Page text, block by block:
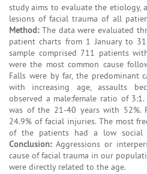
study aims to evaluate the etiology,
lesions of facial trauma of all
Method:The data were evaluated
patient charts from 1 January to
sample comprised 711 patients
were the most common cause
Falls were by far, the predominant
with increasing age, assaults
observed a male:female ratio of
was of the 21-40 years with 52%.
24.9% of facial injuries. The most
of the patients had a low social
Conclusion:Aggressions or
cause of facial trauma in our
were directly related to the age.